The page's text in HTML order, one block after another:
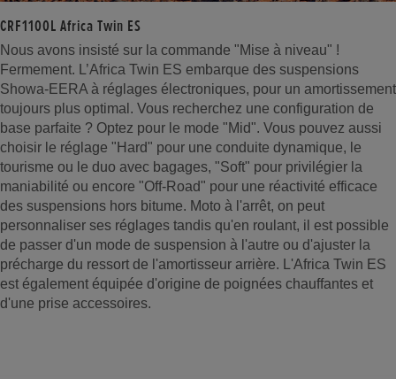
CRF1100L Africa Twin ES
Nous avons insisté sur la commande "Mise à niveau" !
Fermement. L’Africa Twin ES embarque des suspensions
Showa-EERA à réglages électroniques, pour un amortissement
toujours plus optimal. Vous recherchez une configuration de
base parfaite ? Optez pour le mode "Mid". Vous pouvez aussi
choisir le réglage "Hard" pour une conduite dynamique, le
tourisme ou le duo avec bagages, "Soft" pour privilégier la
maniabilité ou encore "Off-Road" pour une réactivité efficace
des suspensions hors bitume. Moto à l'arrêt, on peut
personnaliser ses réglages tandis qu'en roulant, il est possible
de passer d'un mode de suspension à l'autre ou d'ajuster la
précharge du ressort de l'amortisseur arrière. L'Africa Twin ES
est également équipée d'origine de poignées chauffantes et
d'une prise accessoires.